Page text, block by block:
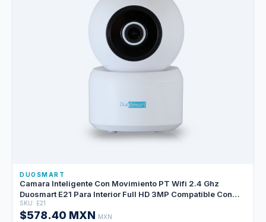
DUOSMART
Camara Inteligente Con Movimiento PT Wifi 2.4 Ghz
Duosmart E21 Para Interior Full HD 3MP Compatible Con
App Duosmart Soporta Microsd De Hasta 128 GB (no
Incluida) Con Audio Bidireccional
SKU: E21
$578.40 MXN MXN